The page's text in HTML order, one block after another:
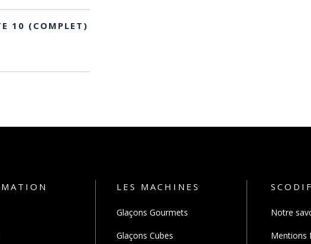
10 (COMPLET)
LES MACHINES
Glaçons Gourmets
Glaçons Cubes
SCODIF
Notre
Mentions